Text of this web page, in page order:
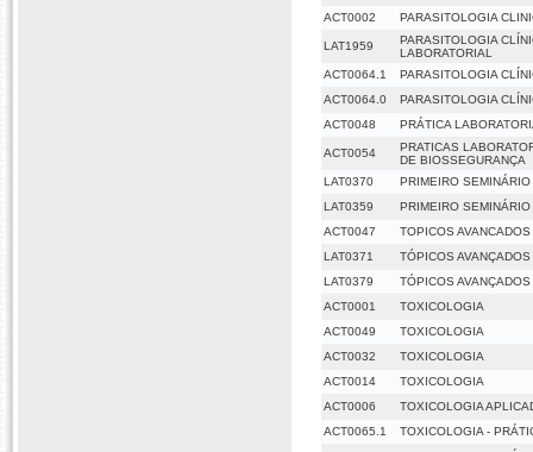
ACT0002
PARASITOLOGIA
LAT1959
PARASITOLOGIA
LABORATORIAL
ACT0064.1
PARASITOLOGIA
ACT0064.0
PARASITOLOGIA
ACT0048
PRÁTICA
ACT0054
PRATICAS
DE BIOSSEGURANÇA
LAT0370
PRIMEIRO
LAT0359
PRIMEIRO
ACT0047
TOPICOS
LAT0371
TÓPICOS
LAT0379
TÓPICOS
ACT0001
TOXICOLOGIA
ACT0049
TOXICOLOGIA
ACT0032
TOXICOLOGIA
ACT0014
TOXICOLOGIA
ACT0006
TOXICOLOGIA
ACT0065.1
TOXICOLOGIA -